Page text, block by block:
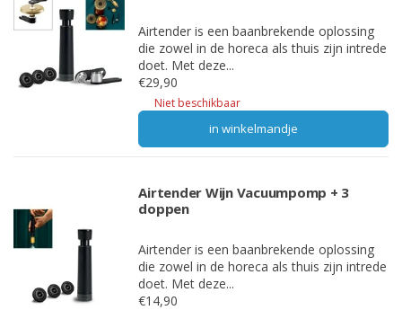
Airtender is een baanbrekende oplossing
die zowel in de horeca als thuis zijn intrede
doet. Met deze...
€29,90
Niet beschikbaar
in winkelmandje
Airtender Wijn Vacuumpomp + 3
doppen
Airtender is een baanbrekende oplossing
die zowel in de horeca als thuis zijn intrede
doet. Met deze...
€14,90